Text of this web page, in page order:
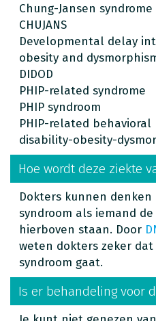
Chung-Jansen syndrome
CHUJANS
Developmental delay
obesity and
DIDOD
PHIP-related syndrome
PHIP syndroom
PHIP-related
disability-obesity-
Hoe wordt deze ziekte
Dokters kunnen denken
syndroom als iemand
hierboven staan. Door
weten dokters zeker dat
syndroom gaat.
Is er behandeling voor